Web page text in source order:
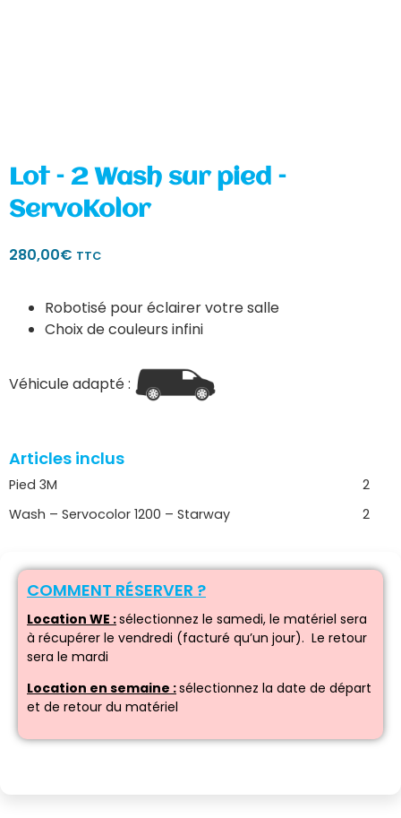
Lot – 2 Wash sur pied –
ServoKolor
280,00€ TTC
Robotisé pour éclairer votre salle
Choix de couleurs infini
Véhicule adapté :
Articles inclus
Pied 3M
2
Wash – Servocolor 1200 – Starway
2
COMMENT RÉSERVER ?
Location WE :sélectionnez le samedi, le matériel sera
à récupérer le vendredi (facturé qu’un jour). Le retour
sera le mardi
Location en semaine :sélectionnez la date de départ
et de retour du matériel